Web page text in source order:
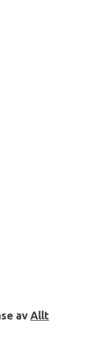
av Allt